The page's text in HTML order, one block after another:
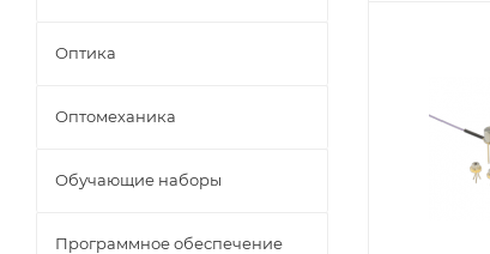
Оптика
Оптомеханика
Обучающие наборы
Программное обеспечение